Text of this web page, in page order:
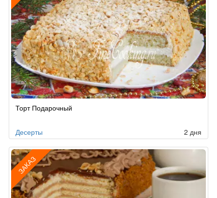
по
Торт Подарочный
Десерты 2 дня
ЗАКАЗ